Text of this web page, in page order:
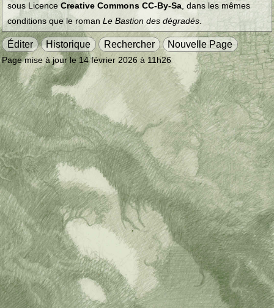
sous LicenceCreative Commons CC-By-Sa , dans les mêmes
conditions que le romanLe Bastion des dégradés
Éditer Historique Rechercher Nouvelle Page
Page mise à jour le 14 février 2026 à 11h26